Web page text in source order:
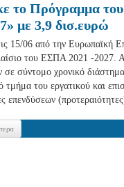
το Πρόγραμμα
με 3,9 δισ.ευρώ
15/06 από την Ευρωπαϊκή
του ΕΣΠΑ 2021 -2027.
σε σύντομο χρονικό
τμήμα του εργατικού και
επενδύσεων